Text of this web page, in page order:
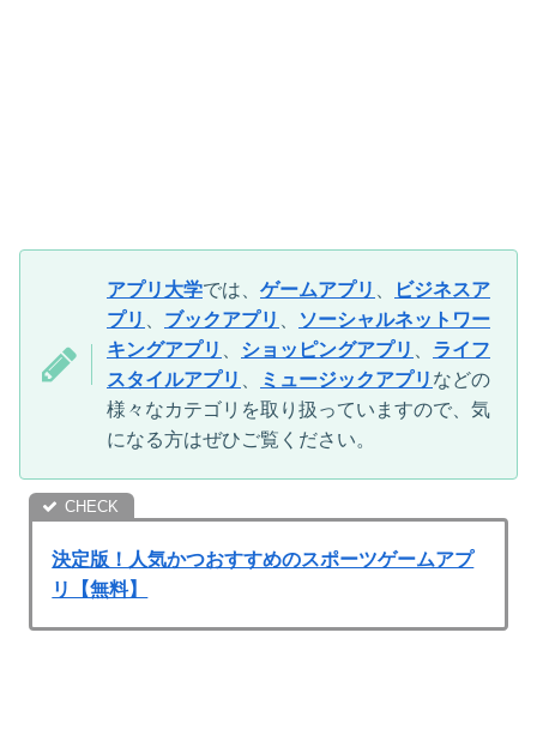
アプリ大学では、 ゲームアプリ
ビジネスア
プリ
ブックアプリ
ソーシャルネットワー
キングアプリ
ショッピングアプリ
ライフ
スタイルアプリ
ミュージックアプリ などの
様々なカテゴリを取り扱っていますので、気
になる方はぜひご覧ください。
決定版！人気かつおすすめのスポーツゲームアプ
リ【無料】